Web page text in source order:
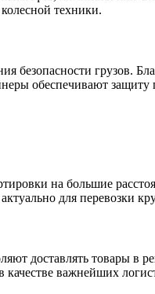
техники.
безопасности грузов.
обеспечивают защиту
на большие
для перевозки
доставлять товары в
важнейших